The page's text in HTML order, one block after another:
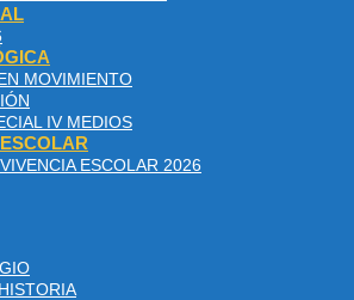
MOVIMIENTO
IV MEDIOS
ESCOLAR 2026